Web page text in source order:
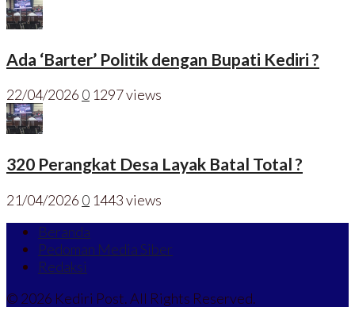
Ada ‘Barter’ Politik dengan Bupati Kediri ?
22/04/2026 0 1297 views
320 Perangkat Desa Layak Batal Total ?
21/04/2026 0 1443 views
Beranda
Pedoman Media Siber
Redaksi
© 2026 Kediri Post. All Rights Reserved.